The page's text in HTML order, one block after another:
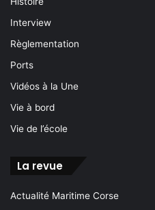
Interview
Règlementation
Ports
Vidéos à la Une
Vie à bord
Vie de l’école
La revue
Actualité Maritime Corse